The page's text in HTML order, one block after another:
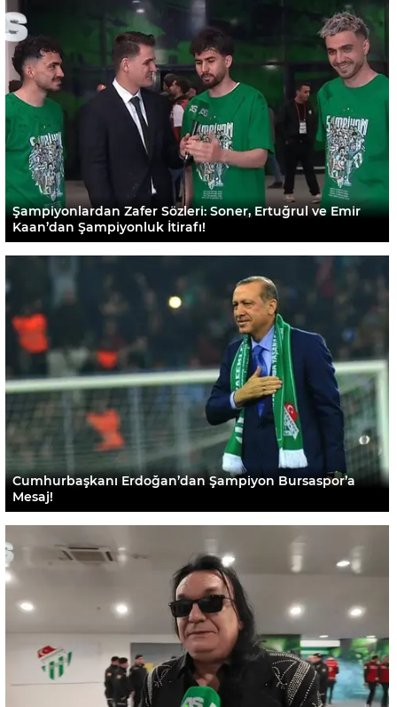
Şampiyonlardan Zafer Sözleri: Soner, Ertuğrul ve Emir
Kaan’dan Şampiyonluk İtirafı!
Cumhurbaşkanı Erdoğan’dan Şampiyon Bursaspor’a
Mesaj!